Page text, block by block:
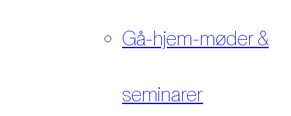
Gå-hjem-møder &
seminarer